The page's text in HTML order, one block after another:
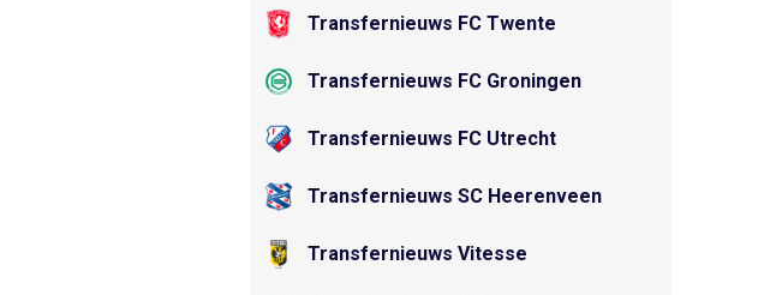
Transfernieuws FC Twente
Transfernieuws FC Groningen
Transfernieuws FC Utrecht
Transfernieuws SC Heerenveen
Transfernieuws Vitesse